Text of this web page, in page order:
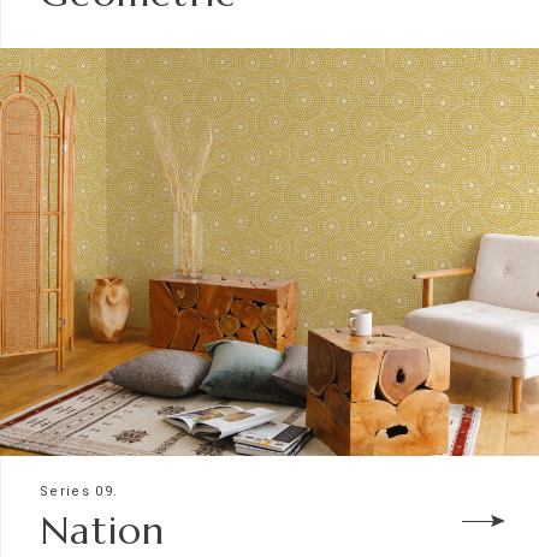
Series 09.
Nation